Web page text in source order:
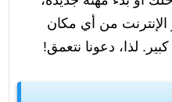
الإنترنت من أي مكان
لذا، دعونا نتعمق!